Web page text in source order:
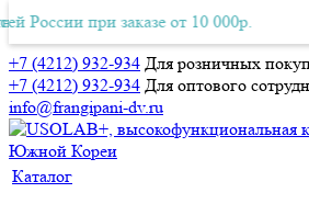
+7 (4212) 932-934 Для розничных
+7 (4212) 932-934 Для оптового
info@frangipani-dv.ru
Авиа-доставка по всей России при
заказе от 10 000р.
Каталог